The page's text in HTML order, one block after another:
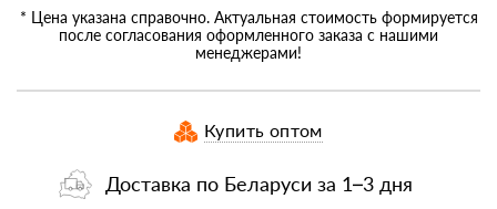
* Цена указана справочно. Актуальная стоимость формируется
после согласования оформленного заказа с нашими
менеджерами!
Купить оптом
Доставка по Беларуси за 1–3 дня